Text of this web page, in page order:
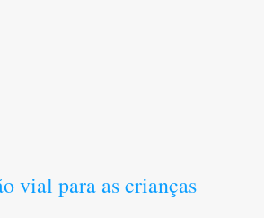
vial para as crianças